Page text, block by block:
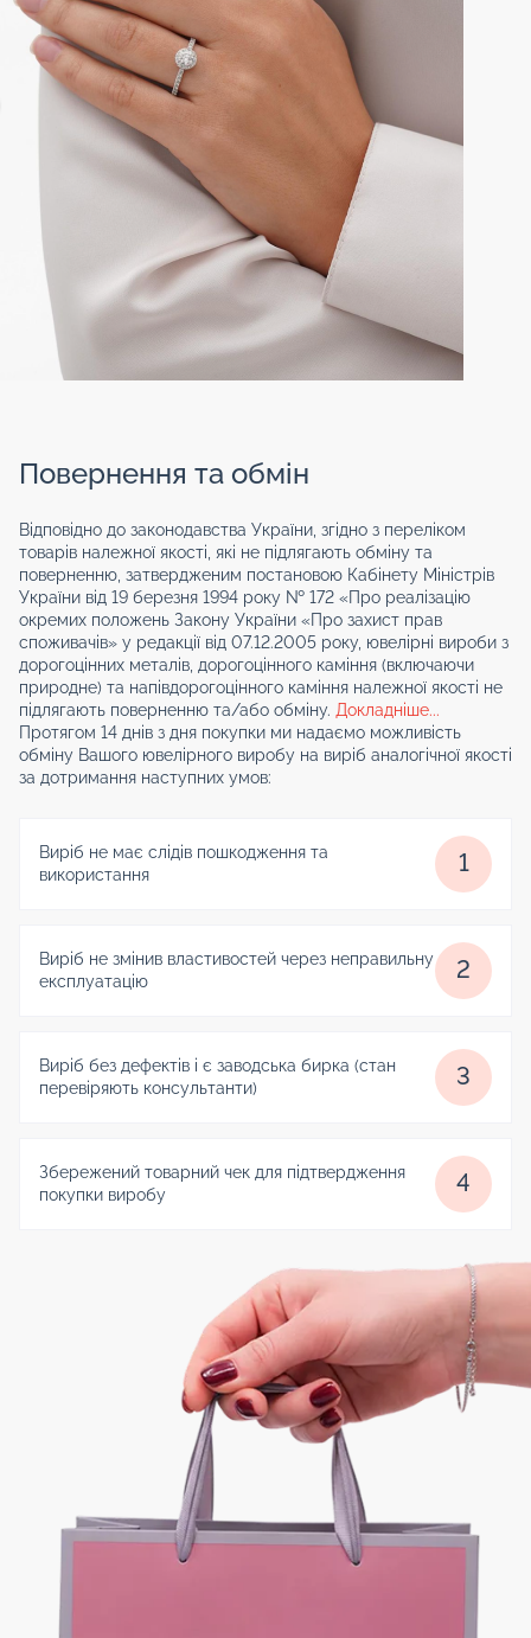
Повернення та обмін
Відповідно до законодавства України, згідно з переліком
товарів належної якості, які не підлягають обміну та
поверненню, затвердженим постановою Кабінету Міністрів
України від 19 березня 1994 року № 172 «Про реалізацію
окремих положень Закону України «Про захист прав
споживачів» у редакції від 07.12.2005 року, ювелірні вироби з
дорогоцінних металів, дорогоцінного каміння (включаючи
природне) та напівдорогоцінного каміння належної якості не
підлягають поверненню та/або обміну. Докладніше...
Протягом 14 днів з дня покупки ми надаємо можливість
обміну Вашого ювелірного виробу на виріб аналогічної якості
за дотримання наступних умов:
Виріб не має слідів пошкодження та
використання
1
Виріб не змінив властивостей через неправильну
експлуатацію
2
Виріб без дефектів і є заводська бирка (стан
перевіряють консультанти)
3
Збережений товарний чек для підтвердження
покупки виробу
4